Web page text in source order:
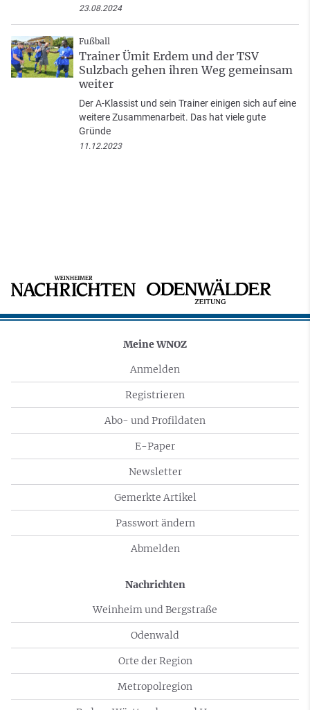
23.08.2024
Fußball
Trainer Ümit Erdem und der TSV
Sulzbach gehen ihren Weg gemeinsam
weiter
Der A-Klassist und sein Trainer einigen sich auf eine
weitere Zusammenarbeit. Das hat viele gute
Gründe
11.12.2023
Meine WNOZ
Anmelden
Registrieren
Abo- und Profildaten
E-Paper
Newsletter
Gemerkte Artikel
Passwort ändern
Abmelden
Nachrichten
Weinheim und Bergstraße
Odenwald
Orte der Region
Metropolregion